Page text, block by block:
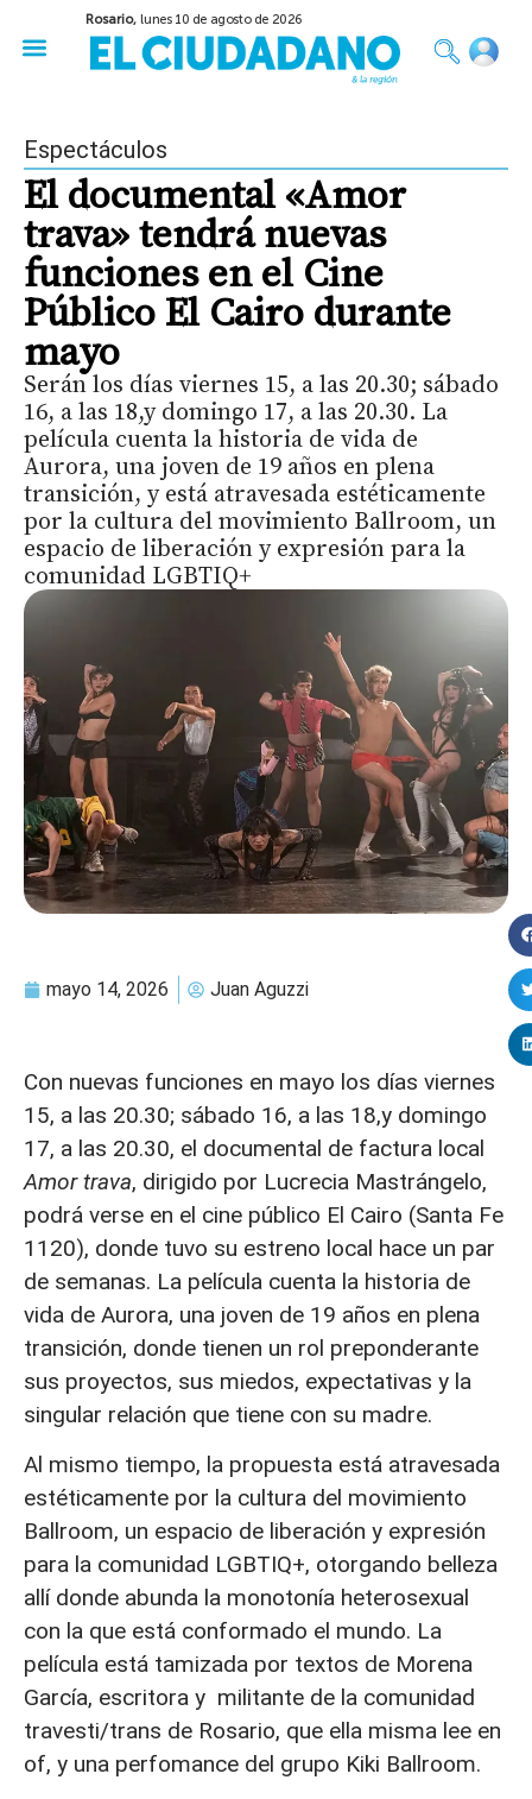
Rosario,lunes 10 de agosto de 2026
Espectáculos
El documental «Amor
trava» tendrá nuevas
funciones en el Cine
Público El Cairo durante
mayo
Serán los días viernes 15, a las 20.30; sábado
16, a las 18,y domingo 17, a las 20.30. La
película cuenta la historia de vida de
Aurora, una joven de 19 años en plena
transición, y está atravesada estéticamente
por la cultura del movimiento Ballroom, un
espacio de liberación y expresión para la
comunidad LGBTIQ+
mayo 14, 2026 Juan Aguzzi
Con nuevas funciones en mayo los días viernes
15, a las 20.30; sábado 16, a las 18,y domingo
17, a las 20.30, el documental de factura local
Amor trava, dirigido por Lucrecia Mastrángelo,
podrá verse en el cine público El Cairo (Santa Fe
1120), donde tuvo su estreno local hace un par
de semanas. La película cuenta la historia de
vida de Aurora, una joven de 19 años en plena
transición, donde tienen un rol preponderante
sus proyectos, sus miedos, expectativas y la
singular relación que tiene con su madre.
Al mismo tiempo, la propuesta está atravesada
estéticamente por la cultura del movimiento
Ballroom, un espacio de liberación y expresión
para la comunidad LGBTIQ+, otorgando belleza
allí donde abunda la monotonía heterosexual
con la que está conformado el mundo. La
película está tamizada por textos de Morena
García, escritora y militante de la comunidad
travesti/trans de Rosario, que ella misma lee en
of, y una perfomance del grupo Kiki Ballroom.